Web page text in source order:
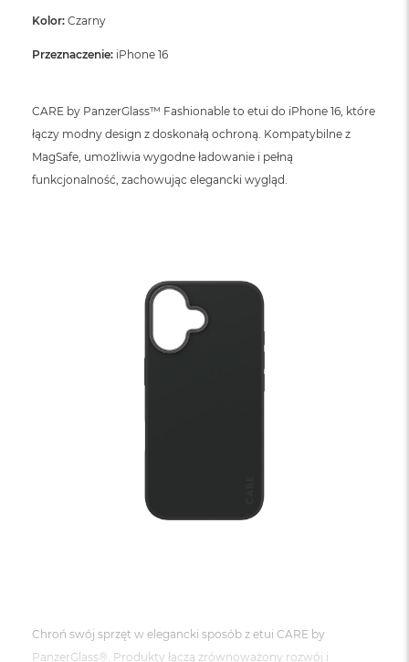
Kolor: Czarny
Przeznaczenie: iPhone 16
CARE by PanzerGlass™ Fashionable to etui do iPhone 16, które
łączy modny design z doskonałą ochroną. Kompatybilne z
MagSafe, umożliwia wygodne ładowanie i pełną
funkcjonalność, zachowując elegancki wygląd.
Chroń swój sprzęt w elegancki sposób z etui CARE by
PanzerGlass®. Produkty łączą zrównoważony rozwój i